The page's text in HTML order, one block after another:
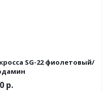
SG-22 фиолетовый/
р.